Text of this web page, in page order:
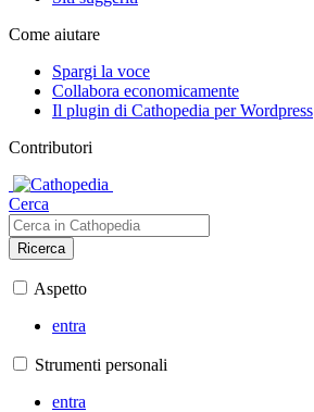
Come aiutare
Spargi la voce
Collabora economicamente
Il plugin di Cathopedia per Wordpress
Contributori
Cerca
Ricerca
Aspetto
entra
Strumenti personali
entra